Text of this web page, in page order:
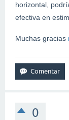
horizontal,
efectiva en
Muchas gracias
0